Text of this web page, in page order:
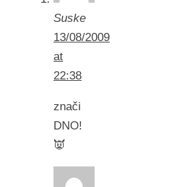
Suske
13/08/2009
at
22:38
znači
DNO!
👿